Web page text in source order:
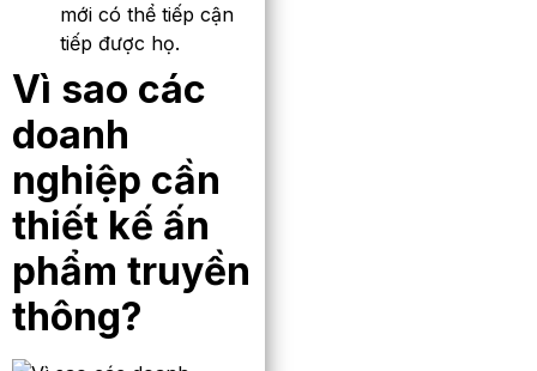
mới có thể tiếp cận
tiếp được họ.
Vì sao các
doanh
nghiệp cần
thiết kế ấn
phẩm truyền
thông?